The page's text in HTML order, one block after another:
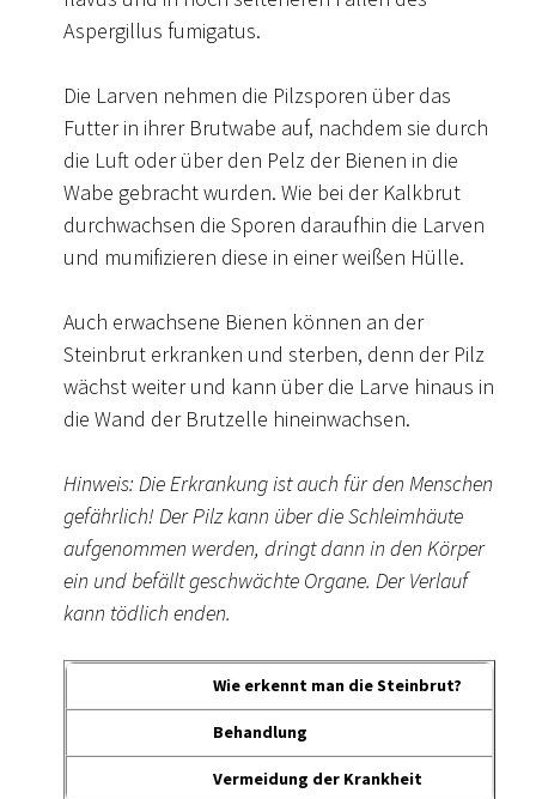
Aspergillus fumigatus.
Die Larven nehmen die Pilzsporen über das
Futter in ihrer Brutwabe auf, nachdem sie durch
die Luft oder über den Pelz der Bienen in die
Wabe gebracht wurden. Wie bei der Kalkbrut
durchwachsen die Sporen daraufhin die Larven
und mumifizieren diese in einer weißen Hülle.
Auch erwachsene Bienen können an der
Steinbrut erkranken und sterben, denn der Pilz
wächst weiter und kann über die Larve hinaus in
die Wand der Brutzelle hineinwachsen.
Hinweis: Die Erkrankung ist auch für den Menschen
gefährlich! Der Pilz kann über die Schleimhäute
aufgenommen werden, dringt dann in den Körper
ein und befällt geschwächte Organe. Der Verlauf
kann tödlich enden.
Wie erkennt man die Steinbrut?
Behandlung
Vermeidung der Krankheit